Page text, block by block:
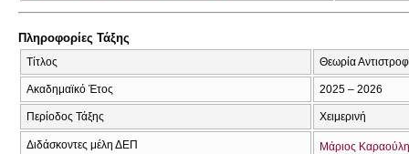
Πληροφορίες Τάξης
Τίτλος Θεωρία
Ακαδημαϊκό Έτος 2025 – 2026
Περίοδος Τάξης Χειμερινή
Διδάσκοντες μέλη ΔΕΠ Μάριος